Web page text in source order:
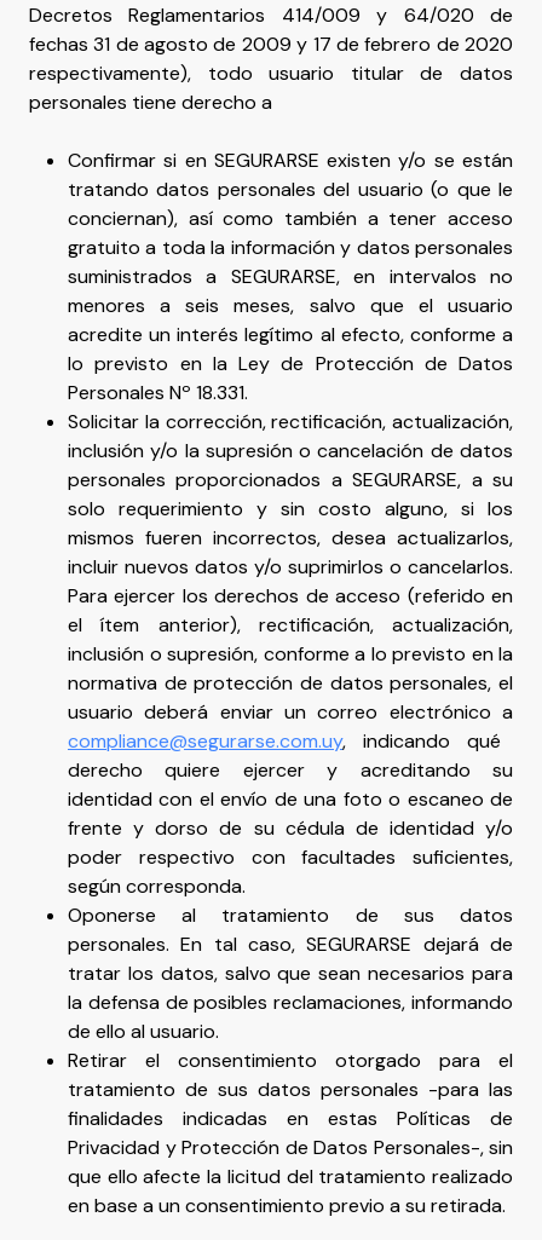
Decretos Reglamentarios 414/009 y 64/020 de
fechas 31 de agosto de 2009 y 17 de febrero de 2020
respectivamente), todo usuario titular de datos
personales tiene derecho a
Confirmar si en SEGURARSE existen y/o se están
tratando datos personales del usuario (o que le
conciernan), así como también a tener acceso
gratuito a toda la información y datos personales
suministrados a SEGURARSE, en intervalos no
menores a seis meses, salvo que el usuario
acredite un interés legítimo al efecto, conforme a
lo previsto en la Ley de Protección de Datos
Personales Nº 18.331.
Solicitar la corrección, rectificación, actualización,
inclusión y/o la supresión o cancelación de datos
personales proporcionados a SEGURARSE, a su
solo requerimiento y sin costo alguno, si los
mismos fueren incorrectos, desea actualizarlos,
incluir nuevos datos y/o suprimirlos o cancelarlos.
Para ejercer los derechos de acceso (referido en
el ítem anterior), rectificación, actualización,
inclusión o supresión, conforme a lo previsto en la
normativa de protección de datos personales, el
usuario deberá enviar un correo electrónico a
compliance@segurarse.com.uy, indicando qué
derecho quiere ejercer y acreditando su
identidad con el envío de una foto o escaneo de
frente y dorso de su cédula de identidad y/o
poder respectivo con facultades suficientes,
según corresponda.
Oponerse al tratamiento de sus datos
personales. En tal caso, SEGURARSE dejará de
tratar los datos, salvo que sean necesarios para
la defensa de posibles reclamaciones, informando
de ello al usuario.
Retirar el consentimiento otorgado para el
tratamiento de sus datos personales -para las
finalidades indicadas en estas Políticas de
Privacidad y Protección de Datos Personales-, sin
que ello afecte la licitud del tratamiento realizado
en base a un consentimiento previo a su retirada.